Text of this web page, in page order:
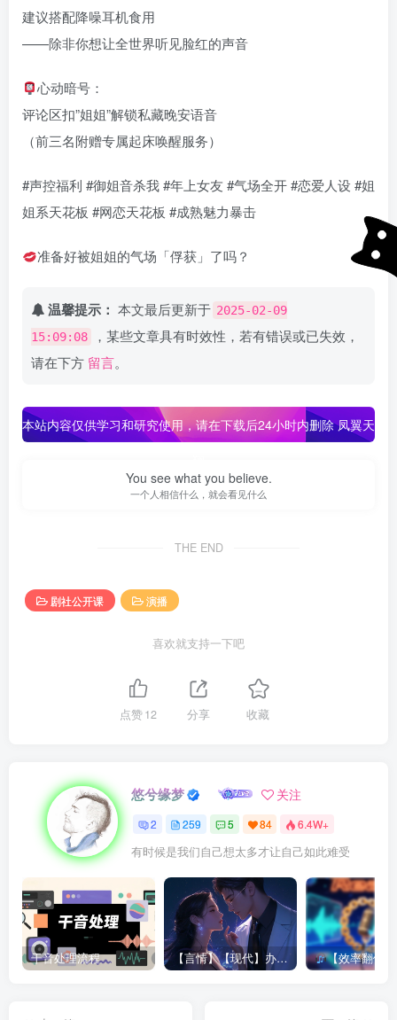
建议搭配降噪耳机食用
——除非你想让全世界听见脸红的声音
心动暗号：
评论区扣”姐姐”解锁私藏晚安语音
（前三名附赠专属起床唤醒服务）
#声控福利 #御姐音杀我 #年上女友 #气场全开 #恋爱人设 #姐
姐系天花板 #网恋天花板 #成熟魅力暴击
准备好被姐姐的气场「俘获」了吗？
温馨提示： 本文最后更新于 2025-02-09
15:09:08
，某些文章具有时效性，若有错误或已失效，
请在下方 留言。
本站内容仅供学习和研究使用，请在下载后24小时内删除凤翼天
You see what you believe.
一个人相信什么，就会看见什么
THE END
剧社公开课 演播
喜欢就支持一下吧
点赞12 分享 收藏
悠兮缘梦 关注
2 259 5 84 6.4W+
有时候是我们自己想太多才让自己如此难受
干音处理流程 【言情】【现代】办公室潜规则|姚公子|250660 【效率翻倍！Reaper半自动对轨神器拯